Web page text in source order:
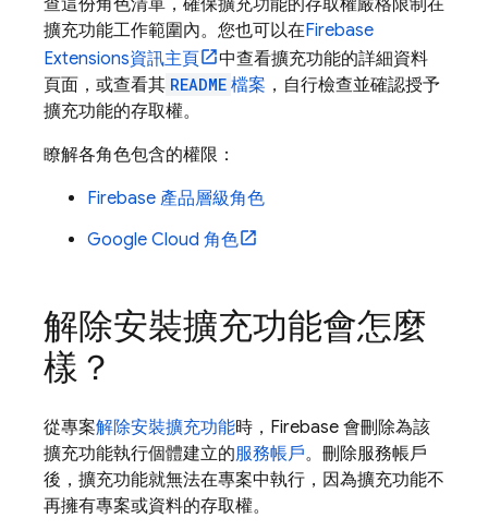
查這份角色清單，確保擴充功能的存取權嚴格限制在
擴充功能工作範圍內。您也可以在Firebase
Extensions資訊主頁
中查看擴充功能的詳細資料
頁面，或查看其 README 檔案 ，自行檢查並確認授予
擴充功能的存取權。
瞭解各角色包含的權限：
Firebase 產品層級角色
Google Cloud 角色
解除安裝擴充功能會怎麼
樣？
從專案解除安裝擴充功能時，Firebase 會刪除為該
擴充功能執行個體建立的服務帳戶。刪除服務帳戶
後，擴充功能就無法在專案中執行，因為擴充功能不
再擁有專案或資料的存取權。